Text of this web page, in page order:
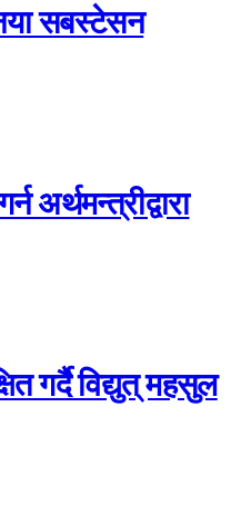
सबस्टेसन
अर्थमन्त्रीद्वारा
गर्दै विद्युत् महसुल